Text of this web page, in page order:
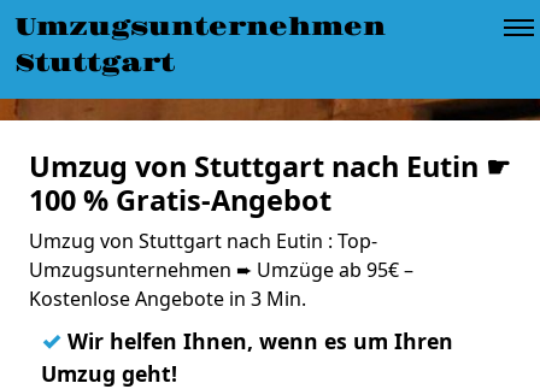
Umzugsunternehmen
Stuttgart
Umzug von Stuttgart nach Eutin ☛
100 % Gratis-Angebot
Umzug von Stuttgart nach Eutin : Top-
Umzugsunternehmen ➨ Umzüge ab 95€ –
Kostenlose Angebote in 3 Min.
✓ Wir helfen Ihnen, wenn es um Ihren
Umzug geht!